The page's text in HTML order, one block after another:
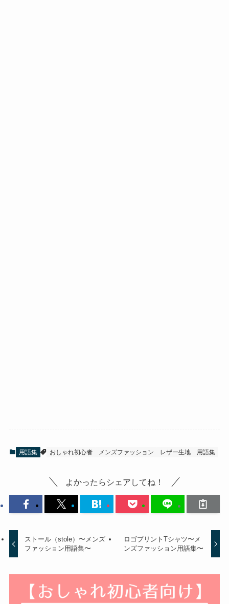
用語集 おしゃれ初心者 メンズファッション レザー生地 用語集
よかったらシェアしてね！
ストール（stole）〜メンズ
ファッション用語集〜
ロゴプリントTシャツ〜メ
ンズファッション用語集〜